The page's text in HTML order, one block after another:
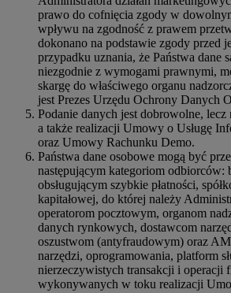
prawo do cofnięcia zgody w
wpływu na zgodność z prawem
dokonano na podstawie zgody przed
przypadku uznania, że Państwa dane
niezgodnie z wymogami prawnymi,
skargę do właściwego organu
jest Prezes Urzędu Ochrony Danych
Podanie danych jest dobrowolne, lecz
a także realizacji Umowy o Usługę
oraz Umowy Rachunku Demo.
Państwa dane osobowe mogą być
następującym kategoriom odbiorców:
obsługującym szybkie płatności,
kapitałowej, do której należy
operatorom pocztowym, organom
danych rynkowych, dostawcom
oszustwom (antyfraudowym) oraz
narzędzi, oprogramowania, platform
nierzeczywistych transakcji i operacji
wykonywanych w toku realizacji